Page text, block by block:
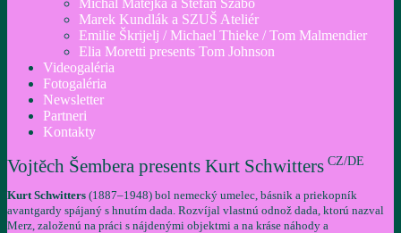
Michal Matejka a Štefan Szabó
Marek Kundlák a SZUŠ Ateliér
Emilie Škrijelj / Michael Thieke / Tom Malmendier
Elia Moretti presents Tom Johnson
Videogaléria
Fotogaléria
Newsletter
Partneri
Kontakty
Vojtěch Šembera presents Kurt Schwitters CZ/DE
Kurt Schwitters (1887–1948) bol nemecký umelec, básnik a priekopník
avantgardy spájaný s hnutím dada. Rozvíjal vlastnú odnož dada, ktorú nazval
Merz, založenú na práci s nájdenými objektmi a na kráse náhody a